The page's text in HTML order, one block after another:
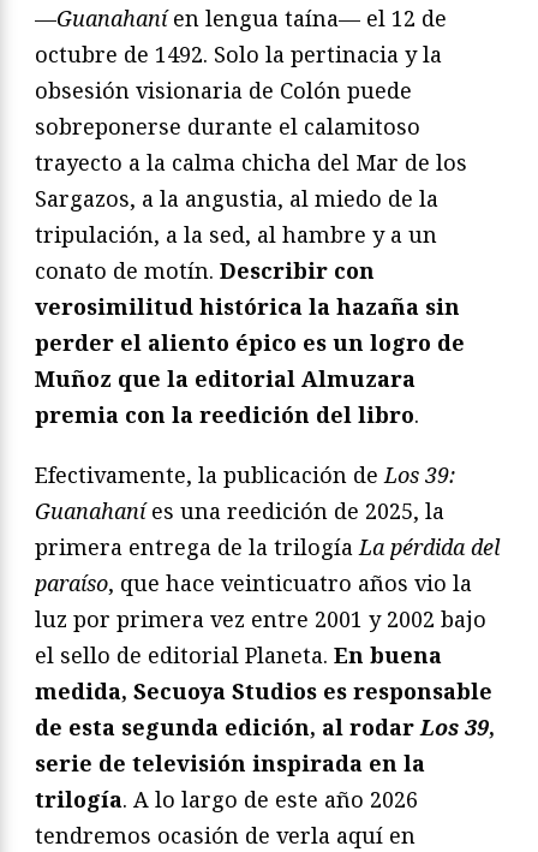
—Guanahaníen lengua taína— el 12 de
octubre de 1492. Solo la pertinacia y la
obsesión visionaria de Colón puede
sobreponerse durante el calamitoso
trayecto a la calma chicha del Mar de los
Sargazos, a la angustia, al miedo de la
tripulación, a la sed, al hambre y a un
conato de motín. Describir con
verosimilitud histórica la hazaña sin
perder el aliento épico es un logro de
Muñoz que la editorial Almuzara
premia con la reedición del libro.
Efectivamente, la publicación deLos 39:
Guanahaníes una reedición de 2025, la
primera entrega de la trilogíaLa pérdida del
paraíso, que hace veinticuatro años vio la
luz por primera vez entre 2001 y 2002 bajo
el sello de editorial Planeta. En buena
medida, Secuoya Studios es responsable
de esta segunda edición, al rodarLos 39,
serie de televisión inspirada en la
trilogía. A lo largo de este año 2026
tendremos ocasión de verla aquí en